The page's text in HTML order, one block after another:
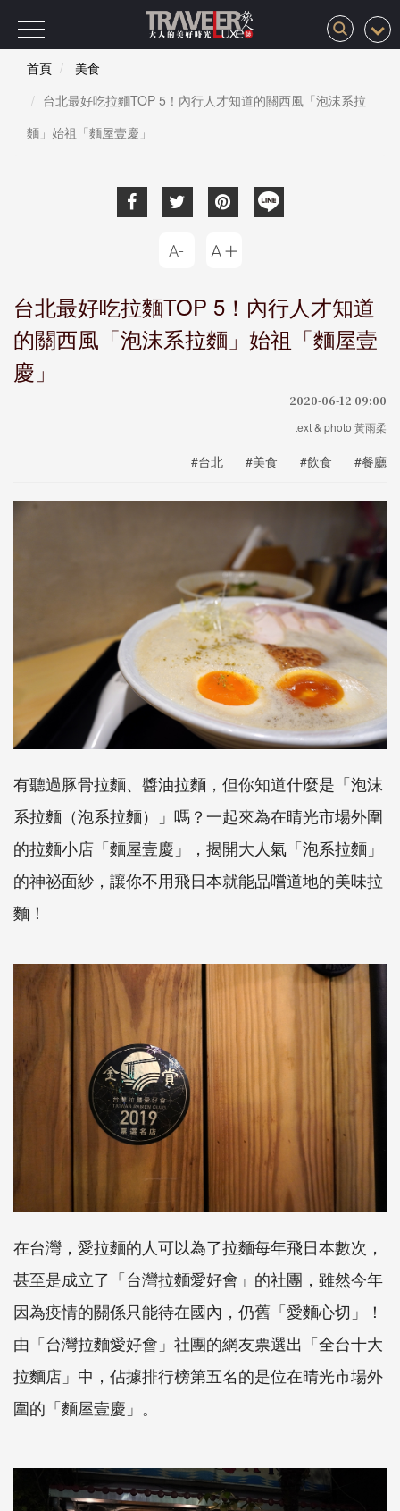
首頁
美食
台北最好吃拉麵TOP 5！內行人才知道的關西風「泡沫系拉
麵」始祖「麵屋壹慶」
台北最好吃拉麵TOP 5！內行人才知道
的關西風「泡沫系拉麵」始祖「麵屋壹
慶」
2020-06-12 09:00
text & photo 黃雨柔
#台北 #美食 #飲食 #餐廳
有聽過豚骨拉麵、醬油拉麵，但你知道什麼是「泡沫
系拉麵（泡系拉麵）」嗎？一起來為在晴光市場外圍
的拉麵小店「麵屋壹慶」，揭開大人氣「泡系拉麵」
的神祕面紗，讓你不用飛日本就能品嚐道地的美味拉
麵！
在台灣，愛拉麵的人可以為了拉麵每年飛日本數次，
甚至是成立了「台灣拉麵愛好會」的社團，雖然今年
因為疫情的關係只能待在國內，仍舊「愛麵心切」！
由「台灣拉麵愛好會」社團的網友票選出「全台十大
拉麵店」中，佔據排行榜第五名的是位在晴光市場外
圍的「麵屋壹慶」。